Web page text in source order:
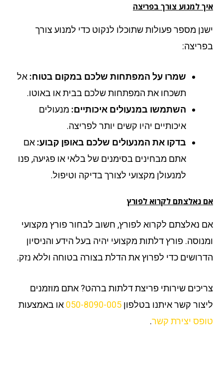
למנוע צורך בפריצה
מספר פעולות שתוכלו לנקוט כדי למנוע צורך
שמרו על המפתחות שלכם במקום בטוח:אל
תשכחו את המפתחות שלכם בבית או באוטו.
השתמשו במנעולים איכותיים:מנעולים
איכותיים יהיו קשים יותר לפריצה.
בדקו את המנעולים שלכם באופן קבוע:אם
אתם מבחינים בסימנים של בלאי או פגיעה, פנו
למנעולן מקצועי לצורך בדיקה וטיפול.
נאלצתם לקרוא לפורץ
נאלצתם לקרוא לפורץ, חשוב לבחור פורץ מקצועי
פורץ דלתות מקצועי יהיה בעל הידע והניסיון
כדי לפרוץ את הדלת בצורה בטוחה וללא נזק.
שירותי פריצת דלתות ברהט? אתם מוזמנים
קשר איתנו בטלפון050-8090-005או באמצעות
יצירת קשר .